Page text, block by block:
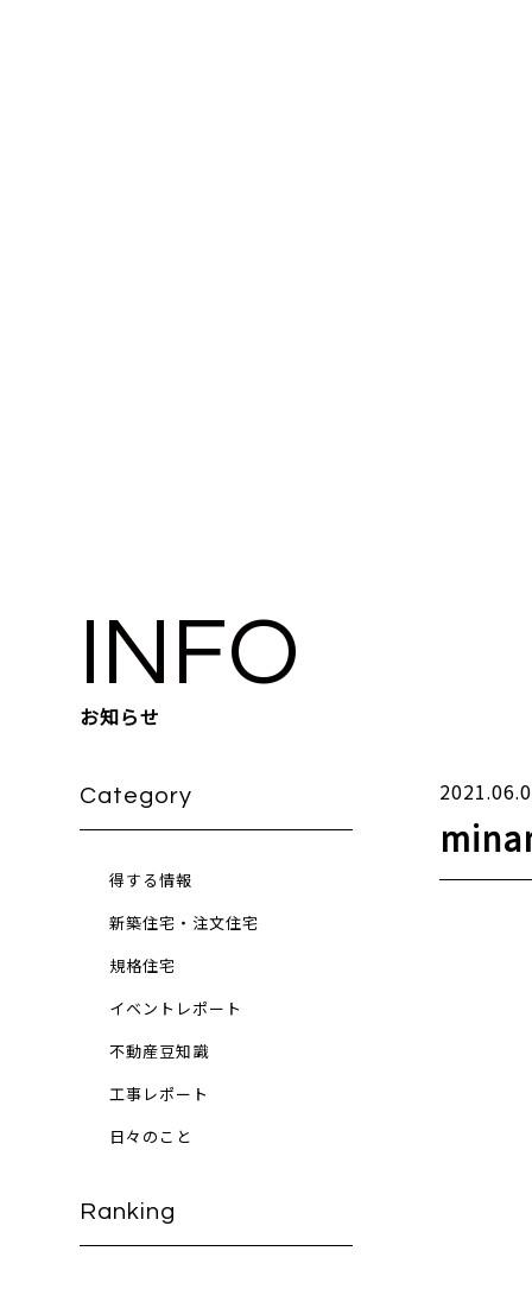
INFO
お知らせ
Category
得する情報
新築住宅・注文住宅
規格住宅
イベントレポート
不動産豆知識
工事レポート
日々のこと
Ranking